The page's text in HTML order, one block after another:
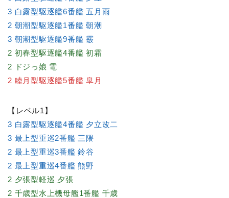
3 白露型駆逐艦6番艦 五月雨
2 朝潮型駆逐艦1番艦 朝潮
3 朝潮型駆逐艦9番艦 霰
2 初春型駆逐艦4番艦 初霜
2 ドジっ娘 電
2 睦月型駆逐艦5番艦 皐月
【レベル1】
3 白露型駆逐艦4番艦 夕立改二
3 最上型重巡2番艦 三隈
2 最上型重巡3番艦 鈴谷
2 最上型重巡4番艦 熊野
2 夕張型軽巡 夕張
2 千歳型水上機母艦1番艦 千歳